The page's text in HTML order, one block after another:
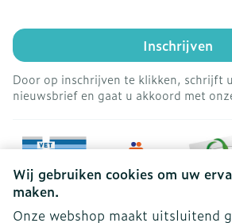
Wij gebruiken cookies om uw
maken.
Onze webshop maakt uitsluitend
Inschrijven
Door op inschrijven te klikken, schrijft
nieuwsbrief en gaat u akkoord met